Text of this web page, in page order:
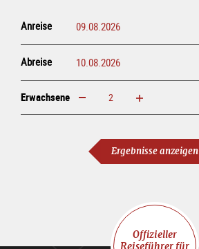
Anreise
Abreise
Erwachsene erhöhen verringern
Ergebnisse anzeigen
Offizieller
Reiseführer für